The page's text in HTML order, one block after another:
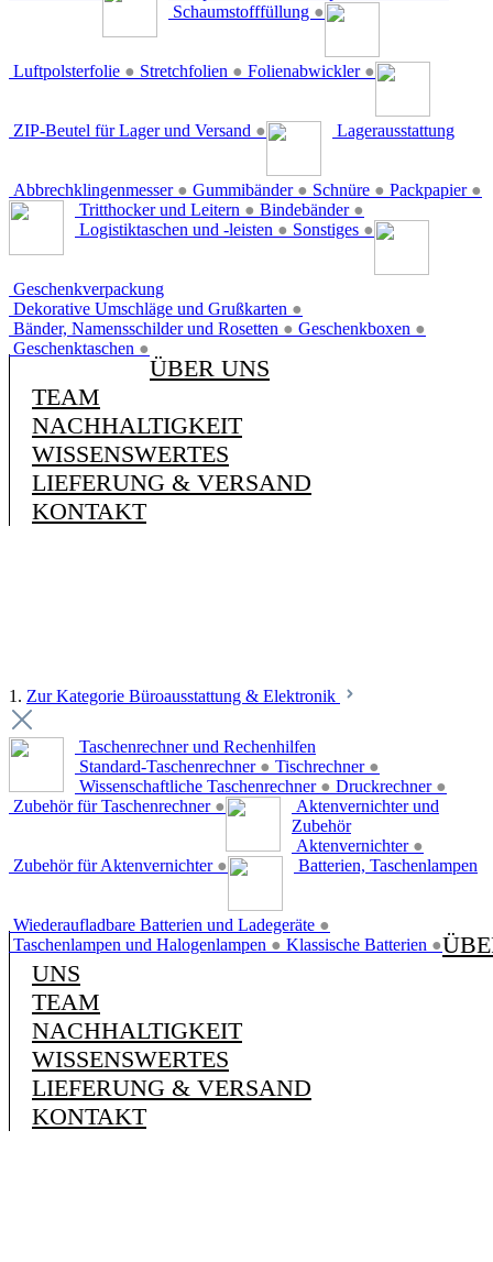
Schaumstofffüllung ●
Luftpolsterfolie ● Stretchfolien ● Folienabwickler ●
ZIP-Beutel für Lager und Versand ●
Abbrechklingenmesser ● Gummibänder ● Schnüre ● Packpapier ●
Lagerausstattung
Tritthocker und Leitern ● Bindebänder ●
Logistiktaschen und -leisten ● Sonstiges ●
Geschenkverpackung
Dekorative Umschläge und Grußkarten ●
Bänder, Namensschilder und Rosetten ● Geschenkboxen ●
Geschenktaschen ●
ÜBER UNS
TEAM
NACHHALTIGKEIT
WISSENSWERTES
LIEFERUNG & VERSAND
KONTAKT
1. Zur Kategorie Büroausstattung & Elektronik
Taschenrechner und Rechenhilfen
Standard-Taschenrechner ● Tischrechner ●
Wissenschaftliche Taschenrechner ● Druckrechner ●
Zubehör für Taschenrechner ●
Aktenvernichter und
Zubehör
Aktenvernichter ●
Zubehör für Aktenvernichter ● Batterien, Taschenlampen
Wiederaufladbare Batterien und Ladegeräte ●
Taschenlampen und Halogenlampen ● Klassische Batterien ●
UNS
TEAM
NACHHALTIGKEIT
WISSENSWERTES
LIEFERUNG & VERSAND
KONTAKT